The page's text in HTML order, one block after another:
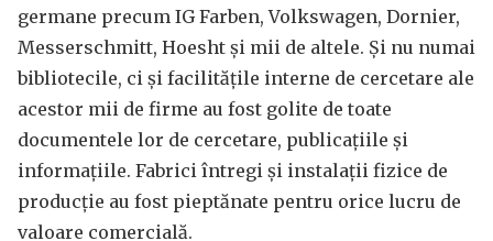
germane precum IG Farben, Volkswagen, Dornier,
Messerschmitt, Hoesht și mii de altele. Și nu numai
bibliotecile, ci și facilitățile interne de cercetare ale
acestor mii de firme au fost golite de toate
documentele lor de cercetare, publicațiile și
informațiile. Fabrici întregi și instalații fizice de
producție au fost pieptănate pentru orice lucru de
valoare comercială.